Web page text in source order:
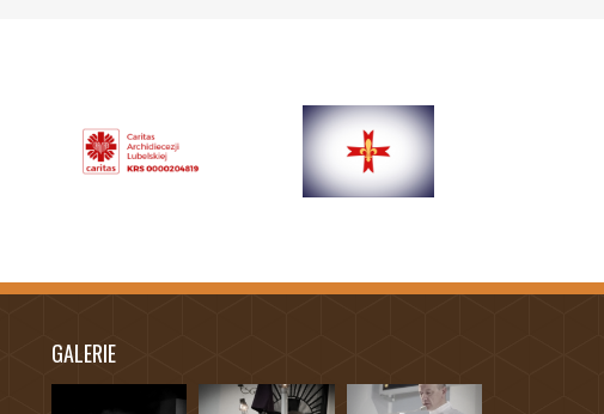
GALERIE